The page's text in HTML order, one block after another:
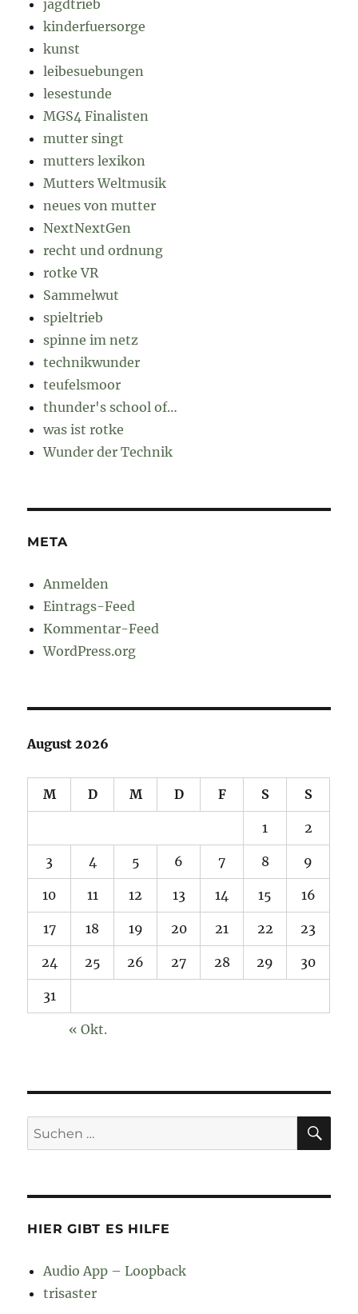
jagdtrieb
kinderfuersorge
kunst
leibesuebungen
lesestunde
MGS4 Finalisten
mutter singt
mutters lexikon
Mutters Weltmusik
neues von mutter
NextNextGen
recht und ordnung
rotke VR
Sammelwut
spieltrieb
spinne im netz
technikwunder
teufelsmoor
thunder's school of…
was ist rotke
Wunder der Technik
META
Anmelden
Eintrags-Feed
Kommentar-Feed
WordPress.org
August 2026
M D M D F S S
1 2
3 4 5 6 7 8 9
10 11 12 13 14 15 16
17 18 19 20 21 22 23
24 25 26 27 28 29 30
31
« Okt.
Suchen
nach:
HIER GIBT ES HILFE
Audio App – Loopback
trisaster